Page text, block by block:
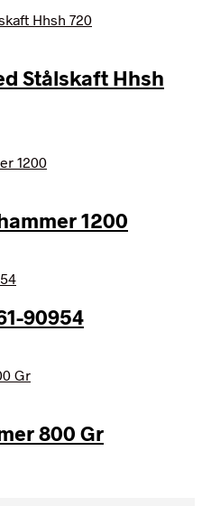
Stålskaft Hhsh
kr..
1200
kr..
90954
800 Gr